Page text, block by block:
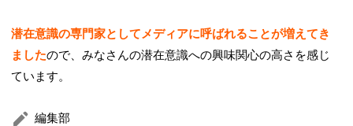
潜在意識の専門家としてメディアに呼ばれることが増えてき
ましたので、みなさんの潜在意識への興味関心の高さを感じ
ています。
編集部